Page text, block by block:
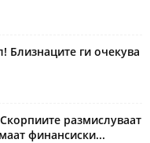
Близнаците ги очекува
размислуваат
финансиски...